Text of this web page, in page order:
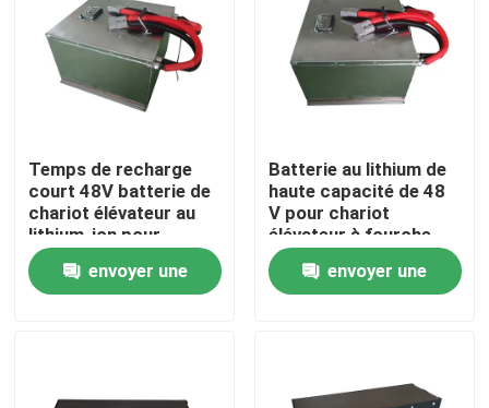
Produits
Au sujet de nous
Temps de recharge
court 48V batterie de
chariot élévateur au
lithium-ion pour
différentes
applications et 12 kg
de poids léger
envoyer une
Batterie au lithium de
haute capacité de 48
V pour chariot
élévateur à fourche
avec un temps de
recharge court
envoyer une